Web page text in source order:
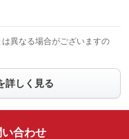
装備あり
ロントカメラ
装備なし
装備なし
ーフレール
装備なし
異なる場合がございますの
詳しく見る
合わせ